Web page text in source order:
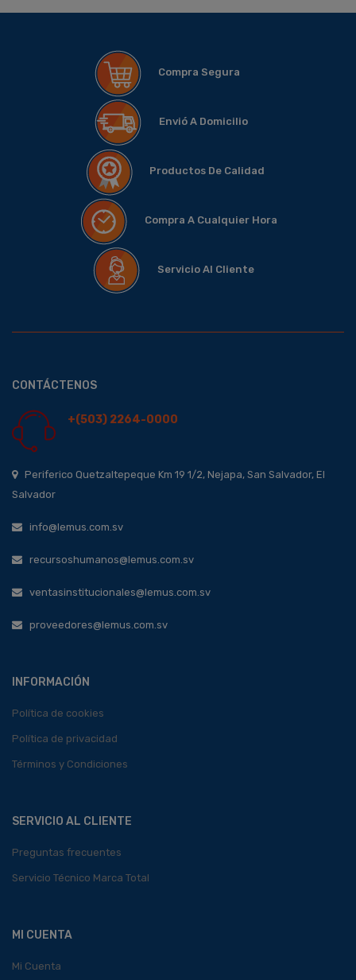
Compra Segura
Envió A Domicilio
Productos De Calidad
Compra A Cualquier Hora
Servicio Al Cliente
CONTÁCTENOS
+(503) 2264-0000
Periferico Quetzaltepeque Km 19 1/2, Nejapa, San Salvador, El
Salvador
info@lemus.com.sv
recursoshumanos@lemus.com.sv
ventasinstitucionales@lemus.com.sv
proveedores@lemus.com.sv
INFORMACIÓN
Política de cookies
Política de privacidad
Términos y Condiciones
SERVICIO AL CLIENTE
Preguntas frecuentes
Servicio Técnico Marca Total
MI CUENTA
Mi Cuenta